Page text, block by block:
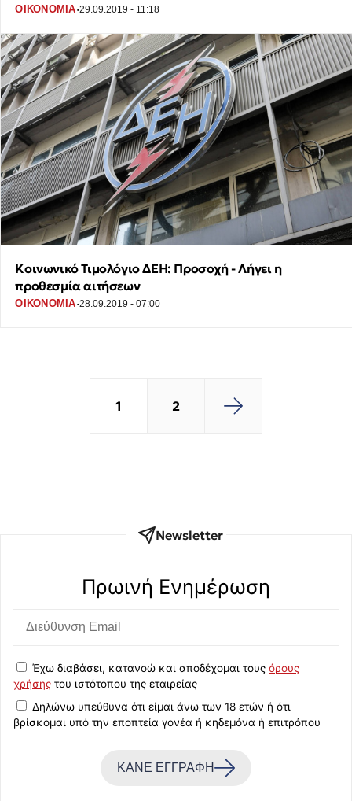
ΟΙΚΟΝΟΜΙΑ·29.09.2019 - 11:18
Κοινωνικό Τιμολόγιο ΔΕΗ: Προσοχή - Λήγει η
προθεσμία αιτήσεων
ΟΙΚΟΝΟΜΙΑ·28.09.2019 - 07:00
1 2
Newsletter
Πρωινή Eνημέρωση
Έχω διαβάσει, κατανοώ και αποδέχομαι τους όρους
χρήσης του ιστότοπου της εταιρείας
Δηλώνω υπεύθυνα ότι είμαι άνω των 18 ετών ή ότι
βρίσκομαι υπό την εποπτεία γονέα ή κηδεμόνα ή επιτρόπου
ΚΑΝΕ ΕΓΓΡΑΦΗ